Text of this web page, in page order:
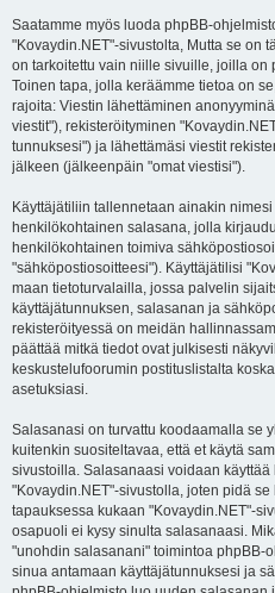
Saatamme myös luoda phpBB-
"Kovaydin.NET"-sivustolta, Mutta se on
on tarkoitettu vain niille sivuille, joilla
Toinen tapa, jolla keräämme tietoa on
rajoita: Viestin lähettäminen
viestit"), rekisteröityminen
tunnuksesi") ja lähettämäsi viestit
jälkeen (jälkeenpäin "omat viestisi").
Käyttäjätiliin tallennetaan ainakin
henkilökohtainen salasana, jolla
henkilökohtainen toimiva
"sähköpostiosoitteesi"). Käyttäjätilisi
maan tietoturvalailla, jossa palvelin
käyttäjätunnuksen, salasanan ja
rekisteröityessä on meidän
päättää mitkä tiedot ovat julkisesti
keskustelufoorumin postituslistalta
asetuksiasi.
Salasanasi on turvattu koodaamalla se
kuitenkin suositeltavaa, että et käytä
sivustoilla. Salasanaasi voidaan
"Kovaydin.NET"-sivustolla, joten pidä
tapauksessa kukaan "Kovaydin.NET"-
osapuoli ei kysy sinulta salasanaasi.
"unohdin salasanani" toimintoa phpBB-
sinua antamaan käyttäjätunnuksesi ja